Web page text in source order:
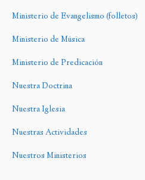
Ministerio de Evangelismo (folletos)
Ministerio de Música
Ministerio de Predicación
Nuestra Doctrina
Nuestra Iglesia
Nuestras Actividades
Nuestros Ministerios